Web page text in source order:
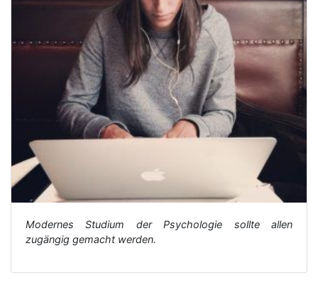
Modernes Studium der Psychologie sollte allen
zugängig gemacht werden.